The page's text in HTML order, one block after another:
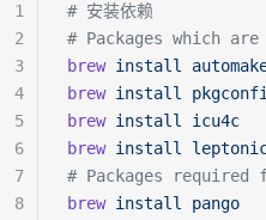
# 安装依赖
# Packages which are
brew install
brew install
brew install
icu4c
brew install
# Packages
brew install
pango
1
2
3
4
5
6
7
8